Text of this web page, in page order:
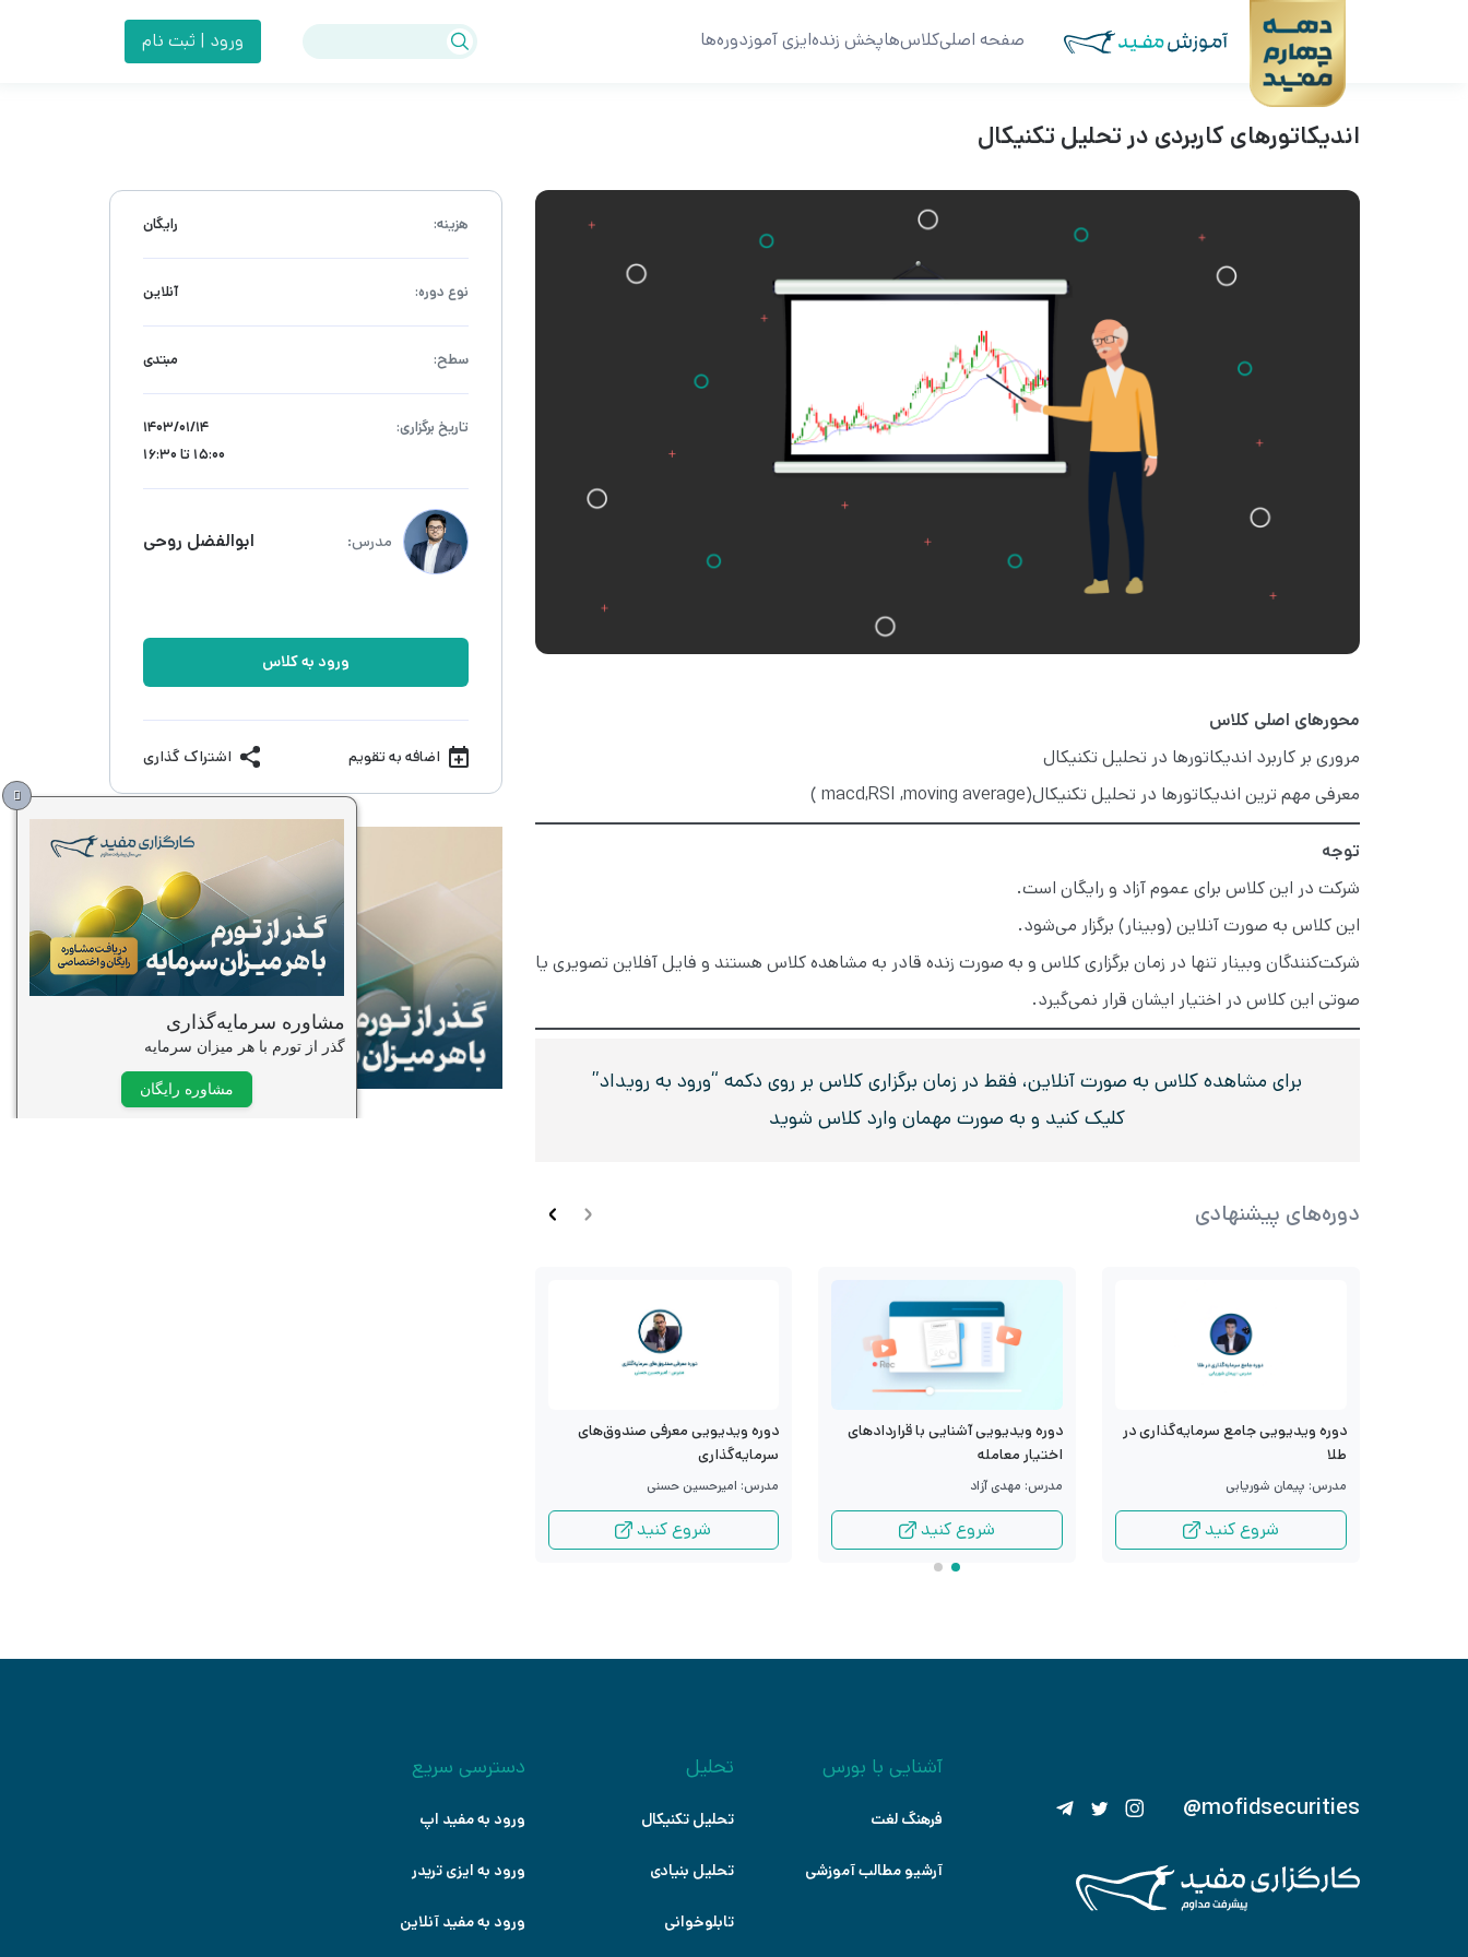
صفحه اصلیکلاس‌هاپخش زندهایزی آموزدوره‌ها ورود | ثبت نام
اندیکاتورهای کاربردی در تحلیل تکنیکال
محورهای اصلی کلاس
مروری بر کاربرد اندیکاتورها در تحلیل تکنیکال
معرفی مهم ترین اندیکاتورها در تحلیل تکنیکال(macd,RSI ,moving average )
توجه
شرکت در این کلاس برای عموم آزاد و رایگان است.
این کلاس به صورت آنلاین (وبینار) برگزار می‌شود.
شرکت‌کنندگان وبینار تنها در زمان برگزاری کلاس و به صورت زنده قادر به مشاهده کلاس هستند و فایل آفلاین تصویری یا
صوتی این کلاس در اختیار ایشان قرار نمی‌گیرد.
برای مشاهده کلاس به صورت آنلاین، فقط در زمان برگزاری کلاس بر روی دکمه “ورود به رویداد”
کلیک کنید و به صورت مهمان وارد کلاس شوید
دوره‌های پیشنهادی
دوره ویدیویی جامع سرمایه‌گذاری در
طلا
مدرس: پیمان شوریابی
شروع کنید
دوره ویدیویی آشنایی با قراردادهای
اختیار معامله
مدرس: مهدی آزاد
شروع کنید
دوره ویدیویی معرفی صندوق‌های
سرمایه‌گذاری
مدرس: امیرحسین حسنی
شروع کنید
هزینه: رایگان
نوع دوره: آنلاین
سطح: مبتدی
تاریخ برگزاری:
۱۴۰۳/۰۱/۱۴
15:00 تا 16:30
مدرس: ابوالفضل روحی
ورود به کلاس
اضافه به تقویم اشتراک گذاری
@mofidsecurities
آشنایی با بورس
فرهنگ لغت
آرشیو مطالب آموزشی
تحلیل
تحلیل تکنیکال
تحلیل بنیادی
تابلوخوانی
دسترسی سریع
ورود به مفید اپ
ورود به ایزی تریدر
ورود به مفید آنلاین